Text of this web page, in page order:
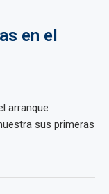
en el
arranque
sus primeras